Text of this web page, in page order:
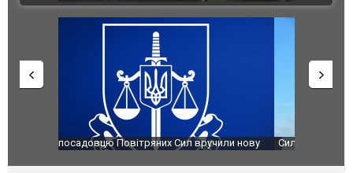
Сили оборони уразили Ярославський НПЗ:
атаку. ВІДЕО
Неймар